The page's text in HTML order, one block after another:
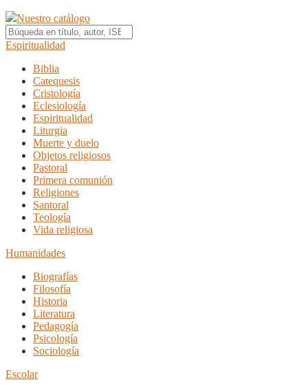
Nuestro catálogo
Espiritualidad
Biblia
Catequesis
Cristología
Eclesiología
Espiritualidad
Liturgia
Muerte y duelo
Objetos religiosos
Pastoral
Primera comunión
Religiones
Santoral
Teología
Vida religiosa
Humanidades
Biografías
Filosofía
Historia
Literatura
Pedagogía
Psicología
Sociología
Escolar